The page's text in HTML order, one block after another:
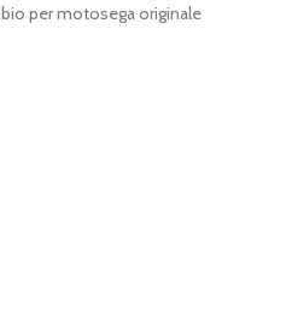
per motosega originale